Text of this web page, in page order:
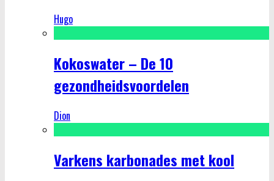
Hugo
Kokoswater – De 10
gezondheidsvoordelen
Dion
Varkens karbonades met kool